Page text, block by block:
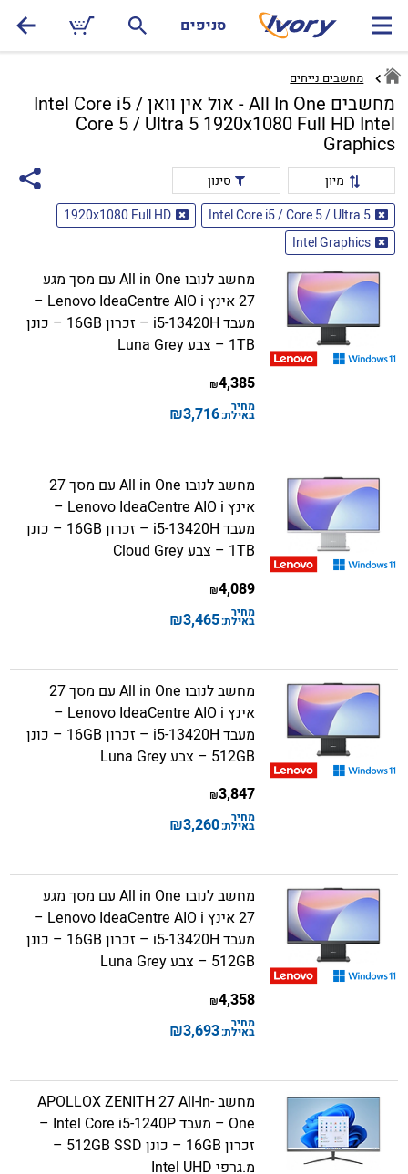
סניפים
מחשבים נייחים
מחשבים All In One - אול אין וואן Intel Core i5 /
Core 5 / Ultra 5 1920x1080 Full HD Intel
Graphics
מיון
סינון
Intel Core i5 / Core 5 / Ultra 5
1920x1080 Full HD
Intel Graphics
מחשב לנובו All in One עם מסך מגע
27 אינץ Lenovo IdeaCentre AIO i –
מעבד i5-13420H – זכרון 16GB – כונן
1TB – צבע Luna Grey
4,385
₪
מחיר
באילת:3,716
₪
מחשב לנובו All in One עם מסך 27
אינץ Lenovo IdeaCentre AIO i –
מעבד i5-13420H – זכרון 16GB – כונן
1TB – צבע Cloud Grey
4,089
₪
מחיר
באילת:3,465
₪
מחשב לנובו All in One עם מסך 27
אינץ Lenovo IdeaCentre AIO i –
מעבד i5-13420H – זכרון 16GB – כונן
512GB – צבע Luna Grey
3,847
₪
מחיר
באילת:3,260
₪
מחשב לנובו All in One עם מסך מגע
27 אינץ Lenovo IdeaCentre AIO i –
מעבד i5-13420H – זכרון 16GB – כונן
512GB – צבע Luna Grey
4,358
₪
מחיר
באילת:3,693
₪
מחשב APOLLOX ZENITH 27 All-In-
One – מעבד Intel Core i5-1240P –
זכרון 16GB – כונן 512GB SSD –
מ.גרפי Intel UHD